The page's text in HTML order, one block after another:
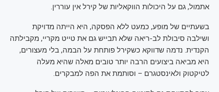
אתמול, גם על היכולות הווקאליות של קירל אין עוררין.
בשעתיים של מופע, כמעט ללא הפסקה, היא הייתה מדויקת
ושילבה סיבולת לב-ריאה שלא תבייש גם את טייט מקריי, מקבילתה
הקנדית. נדמה שדווקא כשקירל פותחת על הבמה, בלי מעצורים,
היא מביאה ביצועים הרבה יותר טובים מאלה שהיא מעלה
לטיקטוק ולאינסטגרם – וסותמת את הפה למבקרים.